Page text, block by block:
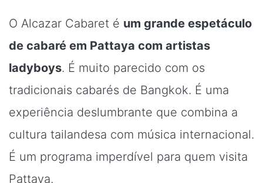
O Alcazar Cabaret é um grande espetáculo
de cabaré em Pattaya com artistas
ladyboys. É muito parecido com os
tradicionais cabarés de Bangkok. É uma
experiência deslumbrante que combina a
cultura tailandesa com música internacional.
É um programa imperdível para quem visita
Pattaya.